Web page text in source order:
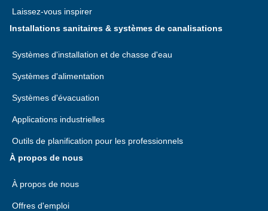
Laissez-vous inspirer
Installations sanitaires & systèmes de canalisations
Systèmes d'installation et de chasse d'eau
Systèmes d'alimentation
Systèmes d'évacuation
Applications industrielles
Outils de planification pour les professionnels
À propos de nous
À propos de nous
Offres d'emploi